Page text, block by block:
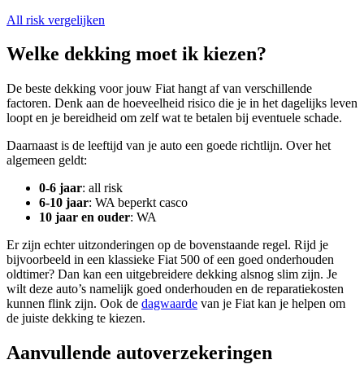
All risk vergelijken
Welke dekking moet ik kiezen?
De beste dekking voor jouw Fiat hangt af van verschillende
factoren. Denk aan de hoeveelheid risico die je in het dagelijks leven
loopt en je bereidheid om zelf wat te betalen bij eventuele schade.
Daarnaast is de leeftijd van je auto een goede richtlijn. Over het
algemeen geldt:
0-6 jaar: all risk
6-10 jaar: WA beperkt casco
10 jaar en ouder: WA
Er zijn echter uitzonderingen op de bovenstaande regel. Rijd je
bijvoorbeeld in een klassieke Fiat 500 of een goed onderhouden
oldtimer? Dan kan een uitgebreidere dekking alsnog slim zijn. Je
wilt deze auto’s namelijk goed onderhouden en de reparatiekosten
kunnen flink zijn. Ook de dagwaarde van je Fiat kan je helpen om
de juiste dekking te kiezen.
Aanvullende autoverzekeringen